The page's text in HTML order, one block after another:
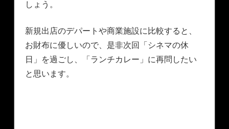
しょう。
新規出店のデパートや商業施設に比較すると、
お財布に優しいので、是非次回「シネマの休
日」を過ごし、「ランチカレー」に再問したい
と思います。